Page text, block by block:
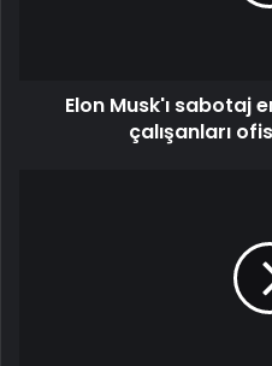
Elon Musk'ı sabotaj
çalışanları